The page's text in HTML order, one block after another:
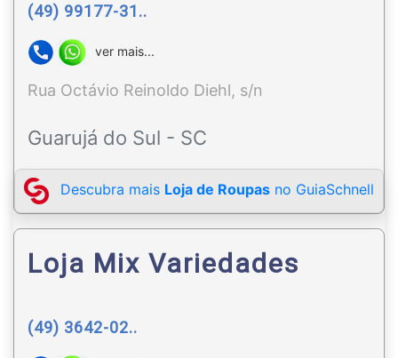
(49) 99177-31..
ver mais...
Rua Octávio Reinoldo Diehl, s/n
Guarujá do Sul - SC
Descubra mais Loja de Roupas no GuiaSchnell
Loja Mix Variedades
(49) 3642-02..